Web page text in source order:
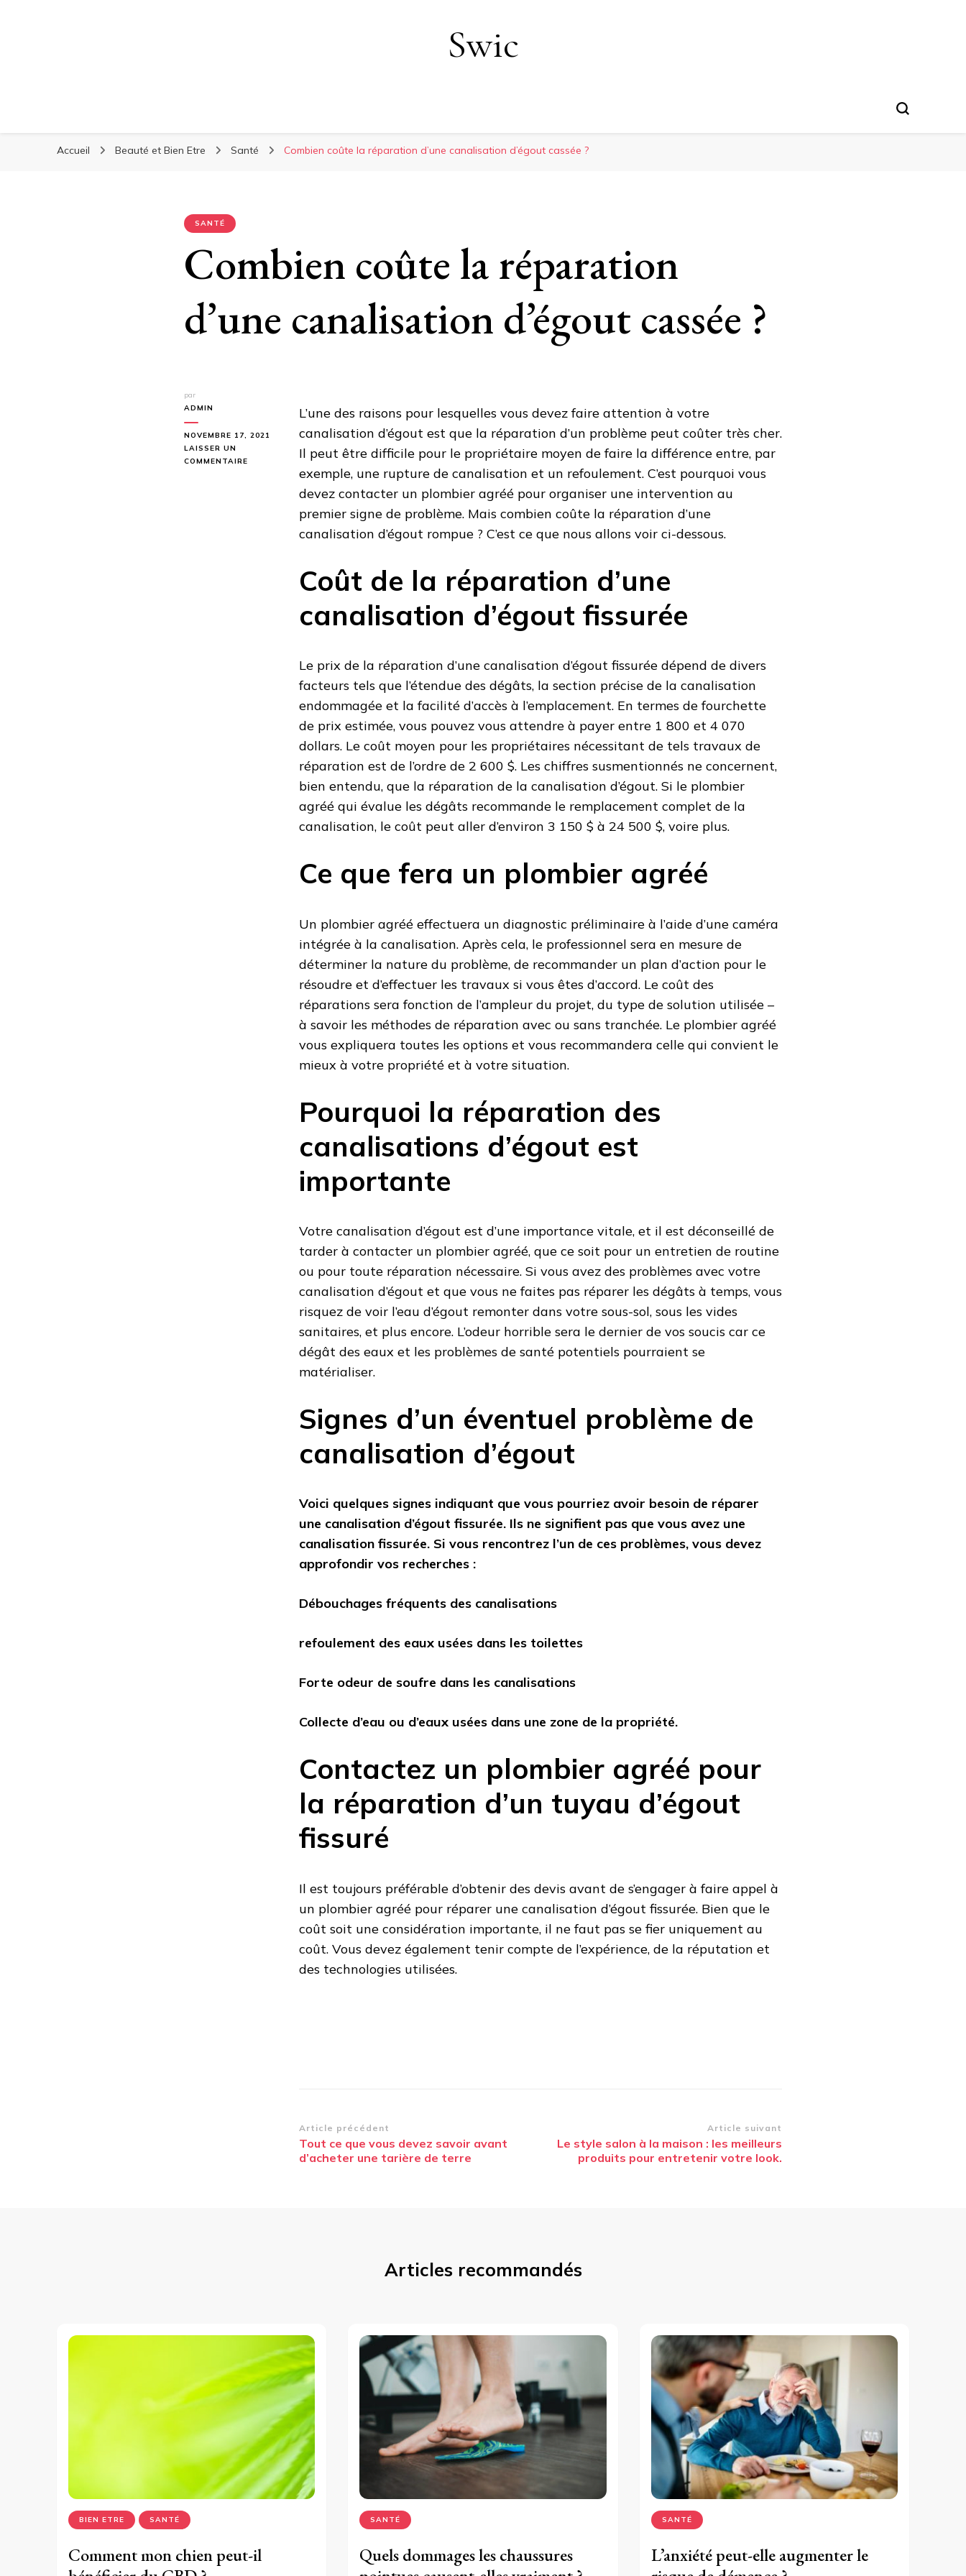
Swic
Accueil Beauté et Bien Etre Santé Combien coûte la réparation d’une canalisation d’égout cassée ?
SANTÉ
Combien coûte la réparation
d’une canalisation d’égout cassée ?
par
ADMIN
NOVEMBRE 17, 2021
LAISSER UN
COMMENTAIRE
RÉPARATION
CANALISATION
L’une des raisons pour lesquelles vous devez faire attention à votre
canalisation d’égout est que la réparation d’un problème peut coûter très cher.
Il peut être difficile pour le propriétaire moyen de faire la différence entre, par
exemple, une rupture de canalisation et un refoulement. C’est pourquoi vous
devez contacter un plombier agréé pour organiser une intervention au
premier signe de problème. Mais combien coûte la réparation d’une
canalisation d’égout rompue ? C’est ce que nous allons voir ci-dessous.
Coût de la réparation d’une
canalisation d’égout fissurée
Le prix de la réparation d’une canalisation d’égout fissurée dépend de divers
facteurs tels que l’étendue des dégâts, la section précise de la canalisation
endommagée et la facilité d’accès à l’emplacement. En termes de fourchette
de prix estimée, vous pouvez vous attendre à payer entre 1 800 et 4 070
dollars. Le coût moyen pour les propriétaires nécessitant de tels travaux de
réparation est de l’ordre de 2 600 $. Les chiffres susmentionnés ne concernent,
bien entendu, que la réparation de la canalisation d’égout. Si le plombier
agréé qui évalue les dégâts recommande le remplacement complet de la
canalisation, le coût peut aller d’environ 3 150 $ à 24 500 $, voire plus.
Ce que fera un plombier agréé
Un plombier agréé effectuera un diagnostic préliminaire à l’aide d’une caméra
intégrée à la canalisation. Après cela, le professionnel sera en mesure de
déterminer la nature du problème, de recommander un plan d’action pour le
résoudre et d’effectuer les travaux si vous êtes d’accord. Le coût des
réparations sera fonction de l’ampleur du projet, du type de solution utilisée –
à savoir les méthodes de réparation avec ou sans tranchée. Le plombier agréé
vous expliquera toutes les options et vous recommandera celle qui convient le
mieux à votre propriété et à votre situation.
Pourquoi la réparation des
canalisations d’égout est
importante
Votre canalisation d’égout est d’une importance vitale, et il est déconseillé de
tarder à contacter un plombier agréé, que ce soit pour un entretien de routine
ou pour toute réparation nécessaire. Si vous avez des problèmes avec votre
canalisation d’égout et que vous ne faites pas réparer les dégâts à temps, vous
risquez de voir l’eau d’égout remonter dans votre sous-sol, sous les vides
sanitaires, et plus encore. L’odeur horrible sera le dernier de vos soucis car ce
dégât des eaux et les problèmes de santé potentiels pourraient se
matérialiser.
Signes d’un éventuel problème de
canalisation d’égout
Voici quelques signes indiquant que vous pourriez avoir besoin de réparer
une canalisation d’égout fissurée. Ils ne signifient pas que vous avez une
canalisation fissurée. Si vous rencontrez l’un de ces problèmes, vous devez
approfondir vos recherches :
Débouchages fréquents des canalisations
refoulement des eaux usées dans les toilettes
Forte odeur de soufre dans les canalisations
Collecte d’eau ou d’eaux usées dans une zone de la propriété.
Contactez un plombier agréé pour
la réparation d’un tuyau d’égout
fissuré
Il est toujours préférable d’obtenir des devis avant de s’engager à faire appel à
un plombier agréé pour réparer une canalisation d’égout fissurée. Bien que le
coût soit une considération importante, il ne faut pas se fier uniquement au
coût. Vous devez également tenir compte de l’expérience, de la réputation et
des technologies utilisées.
Navigation
d’article
Article précédent
Tout ce que vous devez savoir avant
d’acheter une tarière de terre
Article suivant
Le style salon à la maison : les meilleurs
produits pour entretenir votre look.
Articles recommandés
BIEN ETRE SANTÉ
Comment mon chien peut-il
SANTÉ
Quels dommages les chaussures
SANTÉ
L’anxiété peut-elle augmenter le